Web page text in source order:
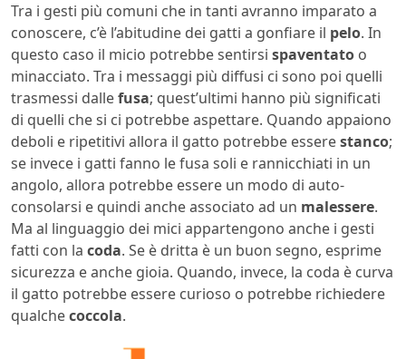
Tra i gesti più comuni che in tanti avranno imparato a
conoscere, c’è l’abitudine dei gatti a gonfiare il pelo. In
questo caso il micio potrebbe sentirsi spaventato o
minacciato. Tra i messaggi più diffusi ci sono poi quelli
trasmessi dallefusa; quest’ultimi hanno più significati
di quelli che si ci potrebbe aspettare. Quando appaiono
deboli e ripetitivi allora il gatto potrebbe esserestanco;
se invece i gatti fanno le fusa soli e rannicchiati in un
angolo, allora potrebbe essere un modo di auto-
consolarsi e quindi anche associato ad un malessere.
Ma al linguaggio dei mici appartengono anche i gesti
fatti con la coda. Se è dritta è un buon segno, esprime
sicurezza e anche gioia. Quando, invece, la coda è curva
il gatto potrebbe essere curioso o potrebbe richiedere
qualchecoccola.